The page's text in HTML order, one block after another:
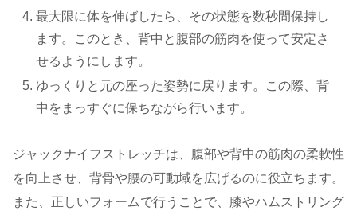
最大限に体を伸ばしたら、その状態を数秒間保持し
ます。このとき、背中と腹部の筋肉を使って安定さ
せるようにします。
ゆっくりと元の座った姿勢に戻ります。この際、背
中をまっすぐに保ちながら行います。
ジャックナイフストレッチは、腹部や背中の筋肉の柔軟性
を向上させ、背骨や腰の可動域を広げるのに役立ちます。
また、正しいフォームで行うことで、膝やハムストリング